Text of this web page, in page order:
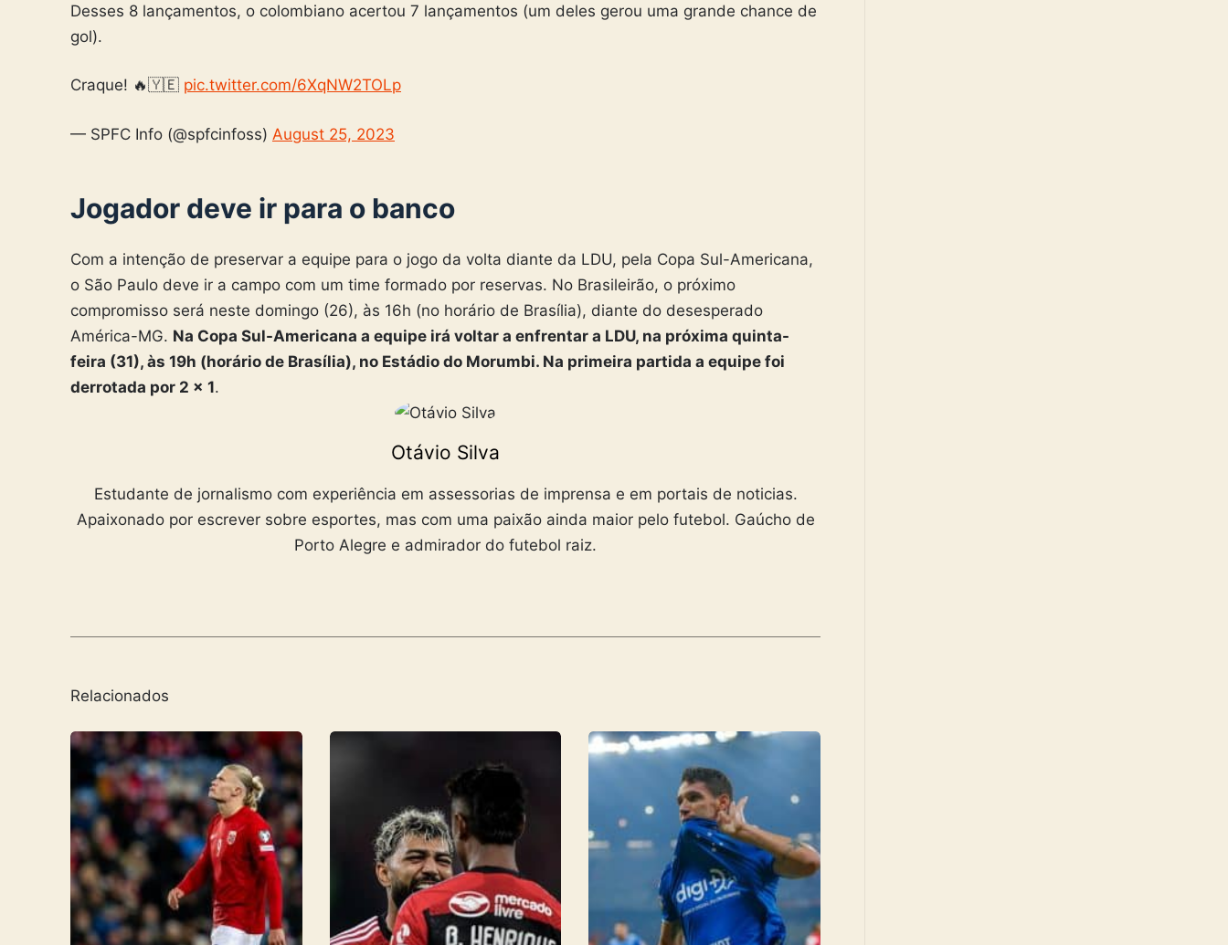
Desses 8 lançamentos, o colombiano acertou 7 lançamentos (um deles gerou uma grande chance de
gol).
Craque! 🔥🇾🇪 pic.twitter.com/6XqNW2TOLp
— SPFC Info (@spfcinfoss) August 25, 2023
Jogador deve ir para o banco
Com a intenção de preservar a equipe para o jogo da volta diante da LDU, pela Copa Sul-Americana,
o São Paulo deve ir a campo com um time formado por reservas. No Brasileirão, o próximo
compromisso será neste domingo (26), às 16h (no horário de Brasília), diante do desesperado
América-MG. Na Copa Sul-Americana a equipe irá voltar a enfrentar a LDU, na próxima quinta-
feira (31), às 19h (horário de Brasília), no Estádio do Morumbi. Na primeira partida a equipe foi
derrotada por 2 x 1.
Otávio Silva
Estudante de jornalismo com experiência em assessorias de imprensa e em portais de noticias.
Apaixonado por escrever sobre esportes, mas com uma paixão ainda maior pelo futebol. Gaúcho de
Porto Alegre e admirador do futebol raiz.
Relacionados